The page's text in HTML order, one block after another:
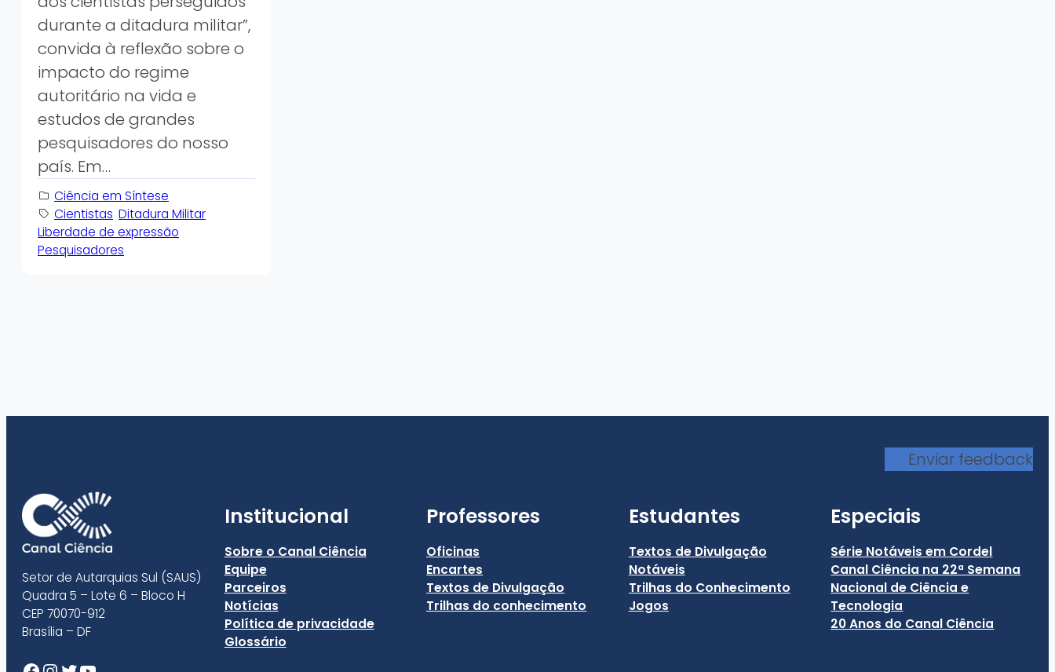
durante a ditadura militar”,
convida à reflexão sobre o
impacto do regime
autoritário na vida e
estudos de grandes
pesquisadores do nosso
país. Em…
Ciência em Síntese
Cientistas Ditadura Militar
Liberdade de expressão
Pesquisadores
Enviar feedback
Setor de Autarquias Sul (SAUS)
Quadra 5 – Lote 6 – Bloco H
CEP 70070-912
Brasília – DF
Institucional
Sobre o Canal Ciência
Equipe
Parceiros
Notícias
Política de privacidade
Glossário
Professores
Oficinas
Encartes
Textos de Divulgação
Trilhas do conhecimento
Estudantes
Textos de Divulgação
Notáveis
Trilhas do Conhecimento
Jogos
Especiais
Série Notáveis em Cordel
Canal Ciência na 22ª Semana
Nacional de Ciência e
Tecnologia
20 Anos do Canal Ciência